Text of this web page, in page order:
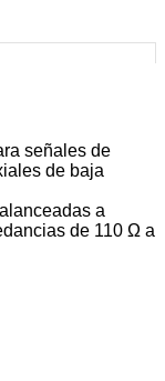
señales de
de baja
a
de 110 Ω a